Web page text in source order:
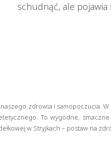
schudnąć, ale pojawia
zdrowia i samopoczucia.
To wygodne,
w Stryjkach – postaw na